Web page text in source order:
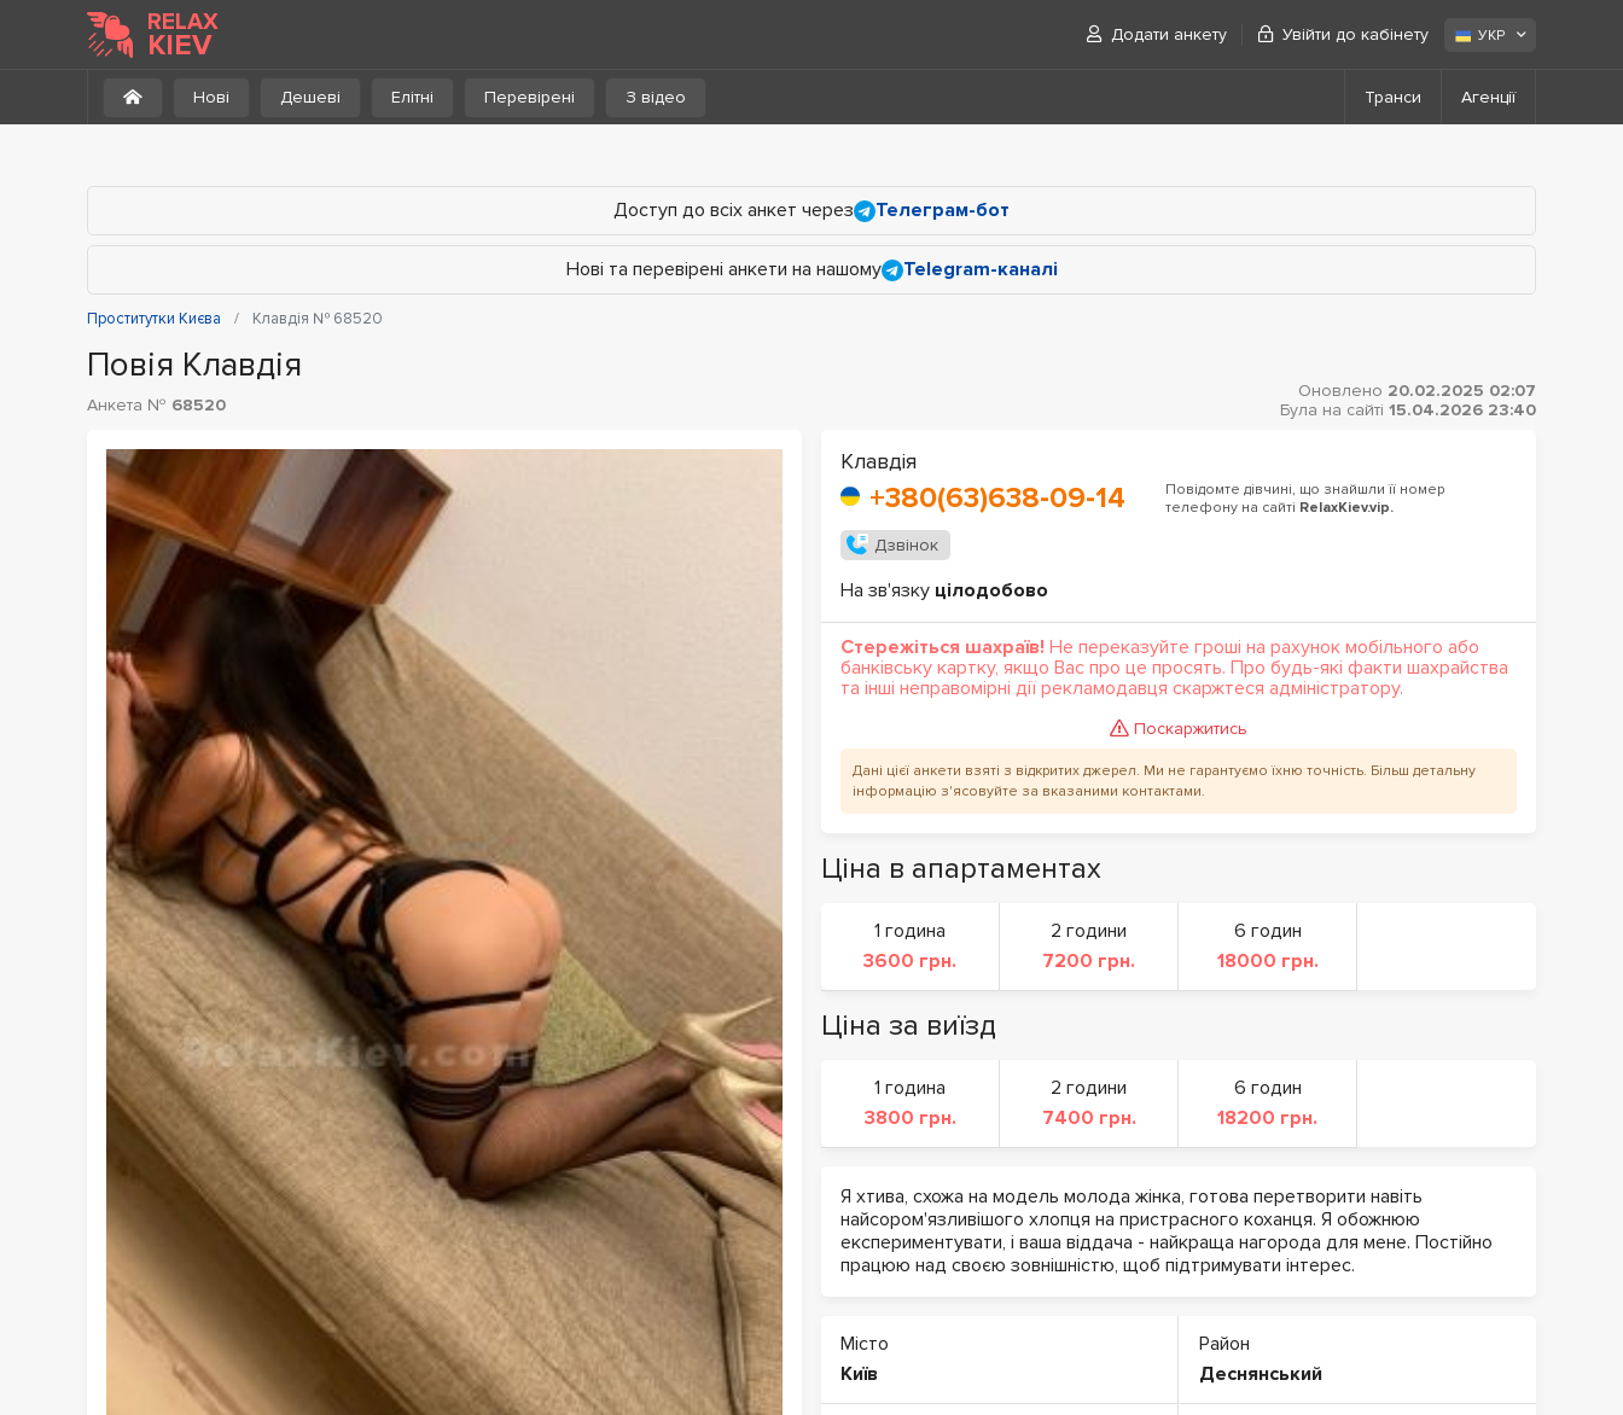
RELAX
KIEV Додати анкету Увійти до кабінету УКР
Нові Дешеві Елітні Перевірені З відео Транси Агенції
Доступ до всіх анкет через Телеграм-бот
Нові та перевірені анкети на нашому Telegram-каналі
Проститутки Києва Клавдія № 68520
Повія Клавдія
Анкета № 68520
Оновлено 20.02.2025 02:07
Була на сайті 15.04.2026 23:40
Клавдія
+380(63)638-09-14
Повідомте дівчині, що знайшли її номер
телефону на сайті RelaxKiev.vip.
Дзвінок
На зв'язку цілодобово
Стережіться шахраїв! Не переказуйте гроші на рахунок мобільного або
банківську картку, якщо Вас про це просять. Про будь-які факти шахрайства
та інші неправомірні дії рекламодавця скаржтеся адміністратору.
Поскаржитись
Дані цієї анкети взяті з відкритих джерел. Ми не гарантуємо їхню точність. Більш детальну
інформацію з'ясовуйте за вказаними контактами.
Ціна в апартаментах
1 година
3600 грн.
2 години
7200 грн.
6 годин
18000 грн.
Ціна за виїзд
1 година
3800 грн.
2 години
7400 грн.
6 годин
18200 грн.
Я хтива, схожа на модель молода жінка, готова перетворити навіть
найсором'язливішого хлопця на пристрасного коханця. Я обожнюю
експериментувати, і ваша віддача - найкраща нагорода для мене. Постійно
працюю над своєю зовнішністю, щоб підтримувати інтерес.
Місто
Київ
Район
Деснянський